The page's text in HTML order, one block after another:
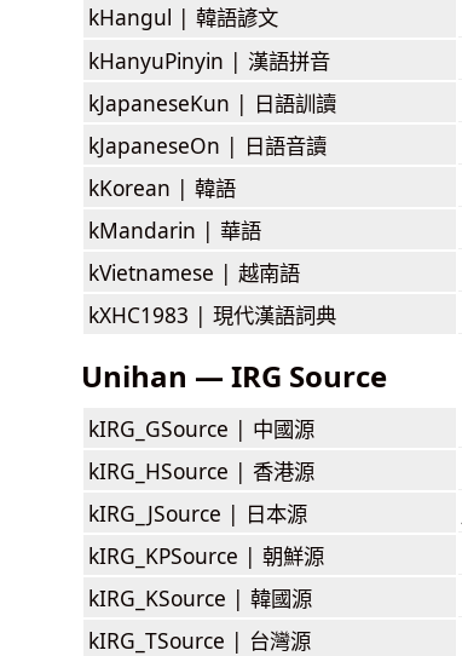
kHangul | 韓語諺文
kHanyuPinyin | 漢語拼音
kJapaneseKun | 日語訓讀
kJapaneseOn | 日語音讀
kKorean | 韓語
kMandarin | 華語
kVietnamese | 越南語
kXHC1983 | 現代漢語詞典
Unihan — IRG Source
kIRG_GSource | 中國源
kIRG_HSource | 香港源
kIRG_JSource | 日本源
kIRG_KPSource | 朝鮮源
kIRG_KSource | 韓國源
kIRG_TSource | 台灣源